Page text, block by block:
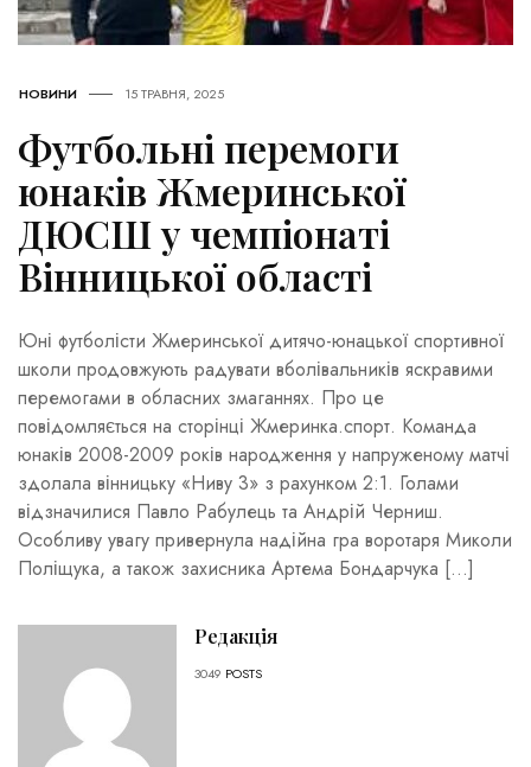
НОВИНИ 15 ТРАВНЯ, 2025
Футбольні перемоги
юнаків Жмеринської
ДЮСШ у чемпіонаті
Вінницької області
Юні футболісти Жмеринської дитячо-юнацької спортивної
школи продовжують радувати вболівальників яскравими
перемогами в обласних змаганнях. Про це
повідомляється на сторінці Жмеринка.спорт. Команда
юнаків 2008-2009 років народження у напруженому матчі
здолала вінницьку «Ниву 3» з рахунком 2:1. Голами
відзначилися Павло Рабулець та Андрій Черниш.
Особливу увагу привернула надійна гра воротаря Миколи
Поліщука, а також захисника Артема Бондарчука […]
Редакція
3049 POSTS